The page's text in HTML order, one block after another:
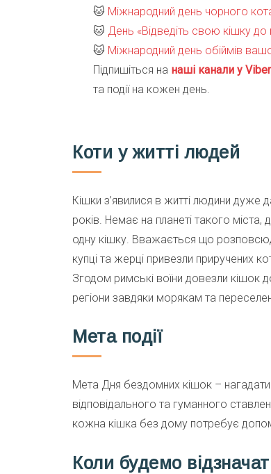
🐱 Міжнародний день чорного
🐱 День «Відведіть свою кішку до
🐱 Міжнародний день обіймів
Підпишіться на наші канали у
та події на кожен день.
Коти у житті людей
Кішки з’явилися в житті людини дуже
років. Немає на планеті такого
одну кішку. Вважається що
купці та жерці привезли приручених
Згодом римські воїни довезли кішок
регіони завдяки морякам та
Мета події
Мета Дня бездомних кішок –
відповідального та гуманного
кожна кішка без дому потребує
Коли будемо